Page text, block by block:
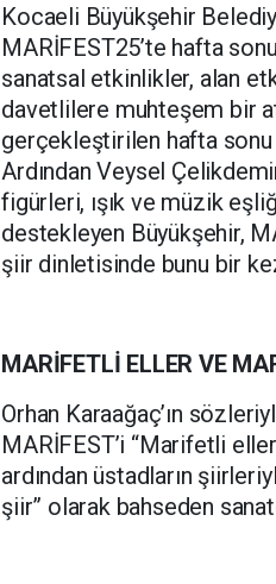
Kocaeli Büyükşehir
MARİFEST25’te hafta
sanatsal etkinlikler, alan
davetlilere muhteşem bir
gerçekleştirilen hafta sonu
Ardından Veysel
figürleri, ışık ve müzik
destekleyen Büyükşehir,
şiir dinletisinde bunu bir
MARİFETLİ ELLER VE
Orhan Karaağaç’ın
MARİFEST’i “Marifetli
ardından üstadların
şiir” olarak bahseden